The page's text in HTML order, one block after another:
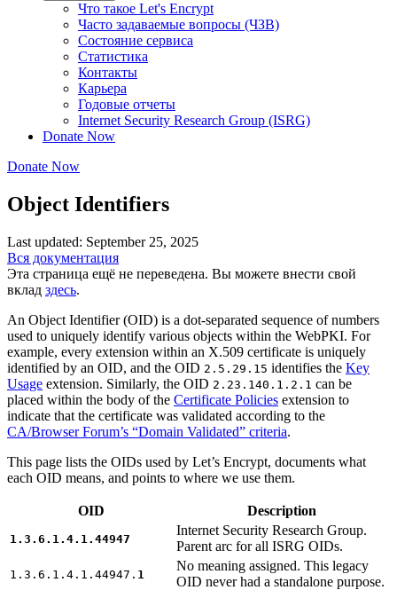
Что такое Let's Encrypt
Часто задаваемые вопросы (ЧЗВ)
Состояние сервиса
Статистика
Контакты
Карьера
Годовые отчеты
Internet Security Research Group (ISRG)
Donate Now
Donate Now
Object Identifiers
Last updated: September 25, 2025
Вся документация
Эта страница ещё не переведена. Вы можете внести свой
вклад здесь.
An Object Identifier (OID) is a dot-separated sequence of numbers
used to uniquely identify various objects within the WebPKI. For
example, every extension within an X.509 certificate is uniquely
identified by an OID, and the OID 2.5.29.15 identifies the Key
Usage extension. Similarly, the OID 2.23.140.1.2.1 can be
placed within the body of the Certificate Policies extension to
indicate that the certificate was validated according to the
CA/Browser Forum’s “Domain Validated” criteria.
This page lists the OIDs used by Let’s Encrypt, documents what
each OID means, and points to where we use them.
OID Description
1.3.6.1.4.1.44947
Internet Security Research Group.
Parent arc for all ISRG OIDs.
1.3.6.1.4.1.44947. 1
No meaning assigned. This legacy
OID never had a standalone purpose.